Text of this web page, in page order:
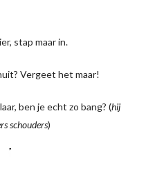
stap maar in.
Vergeet het maar!
ben je echt zo bang? (hij
schouders)